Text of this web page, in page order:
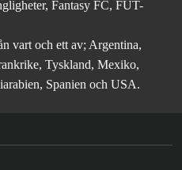
Fantasy FC, FUT-
vart och ett av; Argentina,
Tyskland, Mexiko,
Spanien och USA.